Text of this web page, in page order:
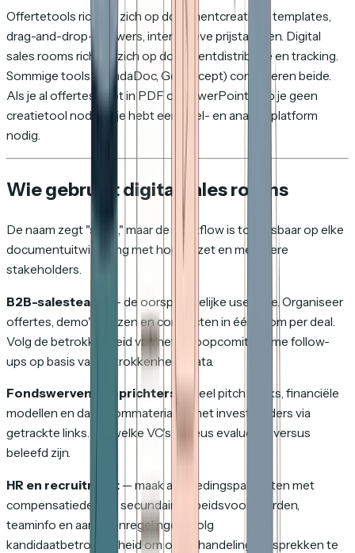
Offertetools richten zich op documentcreatie
— templates,
drag-and-drop-bouwers, interactieve prijstabellen. Digital
sales rooms richten zich op documentdistributie en tracking.
Sommige tools (PandaDoc, GetAccept) combineren beide.
Als je al offertes hebt in PDF of PowerPoint, heb je geen
creatietool nodig — je hebt een deel- en analyseplatform
nodig.
Wie gebruikt digital sales rooms
De naam zegt "sales," maar de workflow is toepasbaar op elke
documentuitwisseling met hoge inzet en meerdere
stakeholders.
B2B-salesteams
— de oorspronkelijke use case. Organiseer
offertes, demo's, prijzen en contracten in één room per deal.
Volg de betrokkenheid van het inkoopcomité. Time follow-
ups op basis van betrokkenheidsdata.
Fondswervende oprichters — deel pitch decks, financiële
modellen en dataroommaterialen met investeerders via
getrackte links. Zie welke VC's serieus evalueren versus
beleefd zijn.
HR en recruitment — maak aanbiedingspakketten met
compensatiedetails, secundaire arbeidsvoorwaarden,
teaminfo en aandelenregelingen. Volg
kandidaatbetrokkenheid om onderhandelingsgesprekken te